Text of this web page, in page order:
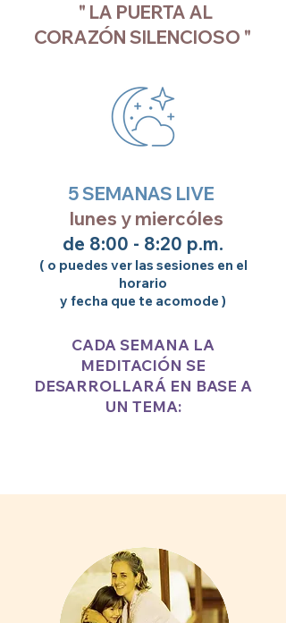
" LA PUERTA AL
CORAZÓN SILENCIOSO "
5 SEMANAS LIVE
lunes y miercóles
de 8:00 - 8:20 p.m.
( o puedes ver las sesiones en el
horario
y fecha que te acomode )
CADA SEMANA LA
MEDITACIÓN SE
DESARROLLARÁ EN BASE A
UN TEMA: